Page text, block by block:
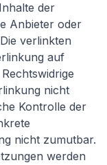
der
Anbieter oder
verlinkten
auf
nicht
Kontrolle der
nicht zumutbar.
werden